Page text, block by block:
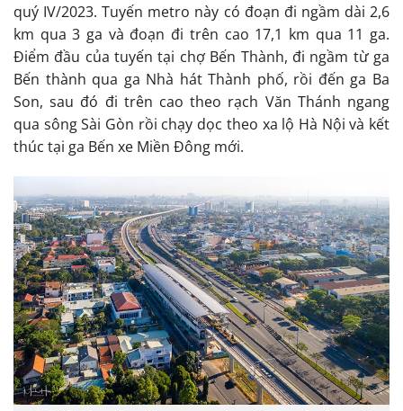
quý IV/2023. Tuyến metro này có đoạn đi ngầm dài 2,6
km qua 3 ga và đoạn đi trên cao 17,1 km qua 11 ga.
Điểm đầu của tuyến tại chợ Bến Thành, đi ngầm từ ga
Bến thành qua ga Nhà hát Thành phố, rồi đến ga Ba
Son, sau đó đi trên cao theo rạch Văn Thánh ngang
qua sông Sài Gòn rồi chạy dọc theo xa lộ Hà Nội và kết
thúc tại ga Bến xe Miền Đông mới.